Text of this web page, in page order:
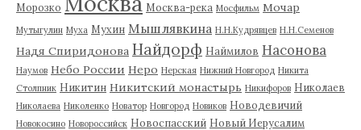
Морозко Москва-река Мосфильм Мочар
Мутыгулин Муха Мухин Мышлявкина Н.Н.Кудрявцев Н.Н.Семенов
Надя Спиридонова Найдорф Наймилов Насонова
Наумов Небо России Неро Нерская Нижний Новгород Никита
Столпник Никитин Никитский монастырь Никифоров Николаев
Николаева Николенко Новатор Новгород Новиков Новодевичий
Новокосино Новороссийск Новоспасский Новый Иерусалим